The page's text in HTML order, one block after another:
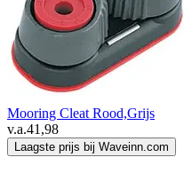
Mooring Cleat Rood,Grijs
v.a.41,98
Laagste prijs bij Waveinn.com